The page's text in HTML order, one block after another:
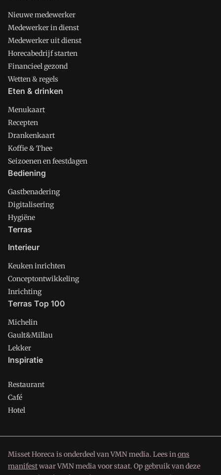
Nieuwe medewerker
Medewerker in dienst
Medewerker uit dienst
Horecabedrijf starten
Financieel gezond
Wetten & regels
Eten & drinken
Menukaart
Recepten
Drankenkaart
Koffie & Thee
Seizoenen en feestdagen
Bediening
Gastbenadering
Digitalisering
Hygiëne
Terras
Interieur
Keuken inrichten
Conceptontwikkeling
Inrichting
Terras Top 100
Michelin
Gault&Millau
Lekker
Inspiratie
Restaurant
Café
Hotel
Misset Horeca is onderdeel van VMN media. Lees inons
manifestwaar VMN media voor staat. Op gebruik van deze